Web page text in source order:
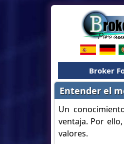
Broker
Entender el
Un
ventaja. Por
valores.